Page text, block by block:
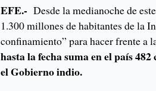
EFE.- Desde la medianoche de
1.300 millones de habitantes de la
confinamiento” para hacer frente a
hasta la fecha suma en el país
el Gobierno indio.